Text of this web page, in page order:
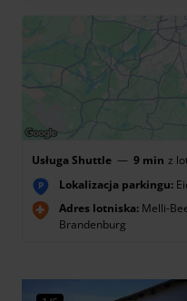
Usługa Shuttle — 9 min z
P Lokalizacja parkingu:
Adres lotniska: Melli-
Brandenburg